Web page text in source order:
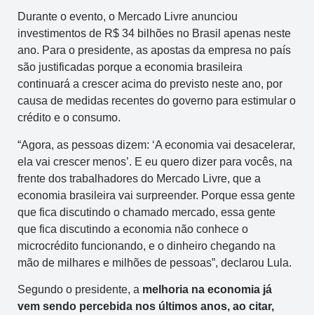
Durante o evento, o Mercado Livre anunciou
investimentos de R$ 34 bilhões no Brasil apenas neste
ano. Para o presidente, as apostas da empresa no país
são justificadas porque a economia brasileira
continuará a crescer acima do previsto neste ano, por
causa de medidas recentes do governo para estimular o
crédito e o consumo.
“Agora, as pessoas dizem: ‘A economia vai desacelerar,
ela vai crescer menos’. E eu quero dizer para vocês, na
frente dos trabalhadores do Mercado Livre, que a
economia brasileira vai surpreender. Porque essa gente
que fica discutindo o chamado mercado, essa gente
que fica discutindo a economia não conhece o
microcrédito funcionando, e o dinheiro chegando na
mão de milhares e milhões de pessoas”, declarou Lula.
Segundo o presidente, a melhoria na economia já
vem sendo percebida nos últimos anos, ao citar,